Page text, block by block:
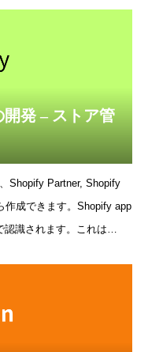
shopify-app-
ソース確認
presetがインストール済み
追加で、npm add
発 – ストア管
Shopify Partner, Shopify
作成できます。Shopify app
認識されます。これは
提カスタムアプリは、１
ただし、Shopify Plusプラ
したカスタムアプリは開